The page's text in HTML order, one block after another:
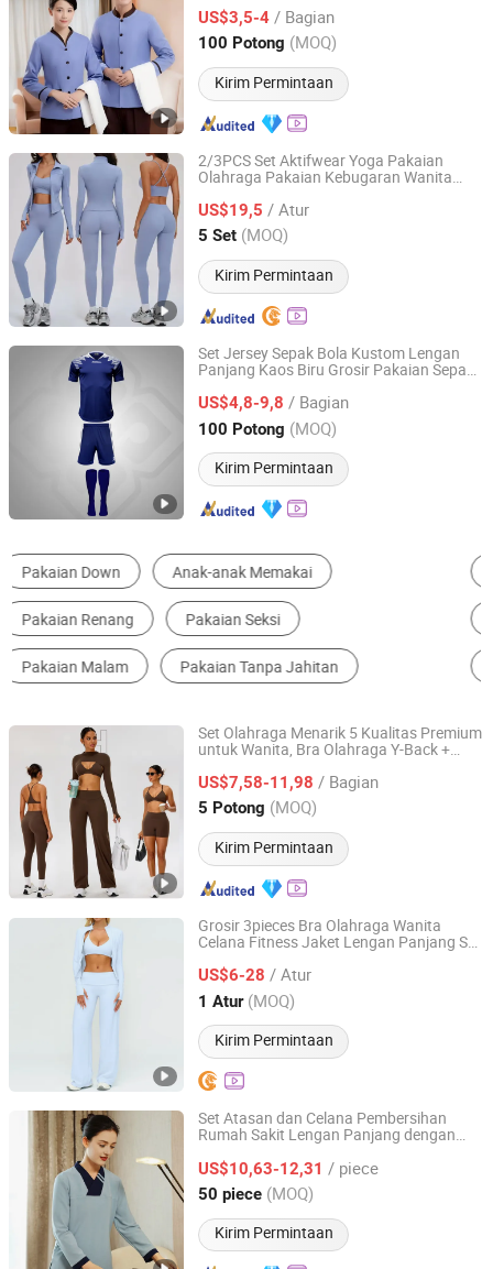
Pembersih Kamar Tamu Properti Pekerja
Kebersihan
US$3,5-4 / Bagian
100 Potong (MOQ)
Kirim Permintaan
Hubei, China Harga mulai 2026
2/3PCS Set Aktifwear Yoga Pakaian
Olahraga Pakaian Kebugaran Wanita
Legging Latihan Bra Wanita Lengan
Panjang Pakaian Gym
US$19,5 / Atur
5 Set (MOQ)
Kirim Permintaan
Shenzhen Anji Electronic Technology Co., Ltd.
Guangdong, China Harga mulai 2016
Set Jersey Sepak Bola Kustom Lengan
Panjang Kaos Biru Grosir Pakaian Sepak
US$4,8-9,8 / Bagian
100 Potong (MOQ)
Kirim Permintaan
GANZHOU BESTEAM INTERNATIONAL CO.,LTD
Jiangxi, China Harga mulai 2025
Set Kebugaran Gym Pakaian Sepak Bola
Pakaian Kerja
Pakaian Tahan Api Baju Terusan Bayi
Set Olahraga Menarik 5 Kualitas Premium
untuk Wanita, Bra Olahraga Y-Back +
Gym + Legging + Celana
US$7,58-11,98 / Bagian
5 Potong (MOQ)
Kirim Permintaan
Dongguan Tianchen Garment Technology Co., Ltd.
Guangdong, China Harga mulai 2012
Grosir 3pieces Bra Olahraga Wanita
Celana Fitness Jaket Lengan Panjang Set
US$6-28 / Atur
1 Atur (MOQ)
Kirim Permintaan
Guiping Kuayangjin Apparel Co., Ltd.
Guangxi, China Harga mulai 2025
Set Atasan dan Celana Pembersihan
Rumah Sakit Lengan Panjang dengan
ODM
US$10,63-12,31 / piece
50 piece (MOQ)
Kirim Permintaan
Guangzhou Jinhui Clothing Co., Ltd.
Guangdong, China Harga mulai 2025